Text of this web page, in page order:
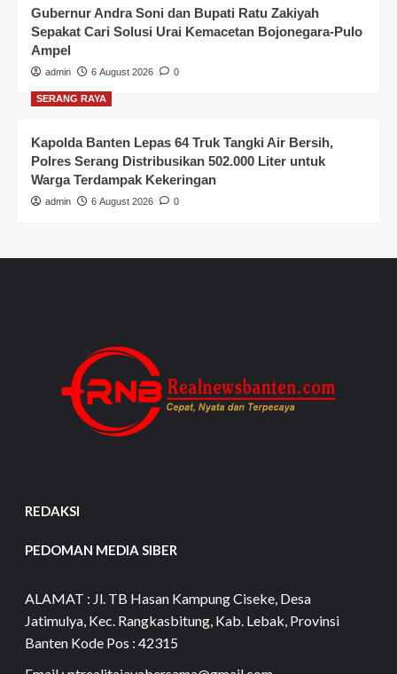
Gubernur Andra Soni dan Bupati Ratu Zakiyah
Sepakat Cari Solusi Urai Kemacetan Bojonegara-Pulo
Ampel
admin 6 August 2026 0
SERANG RAYA
Kapolda Banten Lepas 64 Truk Tangki Air Bersih,
Polres Serang Distribusikan 502.000 Liter untuk
Warga Terdampak Kekeringan
admin 6 August 2026 0
REDAKSI
PEDOMAN MEDIA SIBER
ALAMAT : Jl. TB Hasan Kampung Ciseke, Desa
Jatimulya, Kec. Rangkasbitung, Kab. Lebak, Provinsi
Banten Kode Pos : 42315